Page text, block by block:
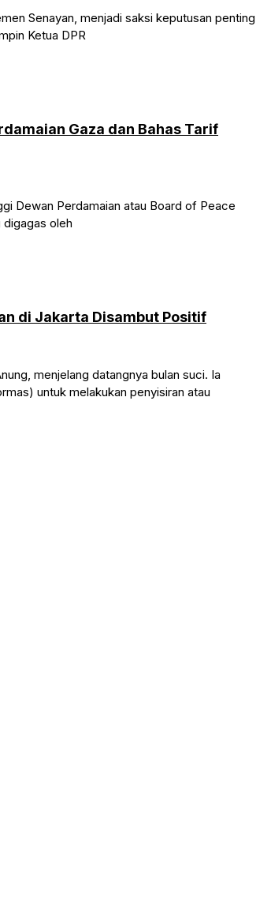
Senayan, menjadi saksi keputusan penting
Ketua DPR
Gaza dan Bahas Tarif
Dewan Perdamaian atau Board of Peace
digagas oleh
di Jakarta Disambut Positif
menjelang datangnya bulan suci. Ia
untuk melakukan penyisiran atau